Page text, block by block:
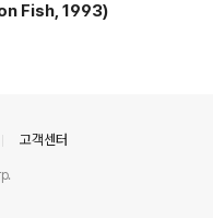
Fish, 1993)
고객센터